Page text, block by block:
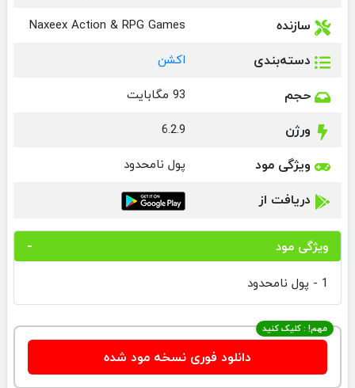
سازنده Naxeex Action & RPG Games
دسته‌بندی اکشن
حجم 93 مگابایت
ورژن 6.2.9
ویژگی مود پول نامحدود
دریافت از
ویژگی مود
1 - پول نامحدود
مهم! : کلیک کنید
دانلود فوری نسخه مود شده